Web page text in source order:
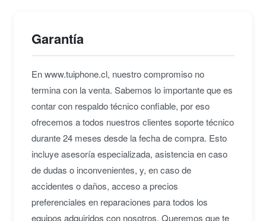
cámara DSLR accesible, potente y fácil de usar
Garantía
En www.tuiphone.cl, nuestro compromiso no
termina con la venta. Sabemos lo importante que es
contar con respaldo técnico confiable, por eso
ofrecemos a todos nuestros clientes soporte técnico
durante 24 meses desde la fecha de compra. Esto
incluye asesoría especializada, asistencia en caso
de dudas o inconvenientes, y, en caso de
accidentes o daños, acceso a precios
preferenciales en reparaciones para todos los
equipos adquiridos con nosotros. Queremos que te